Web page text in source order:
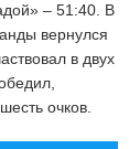
– 51:40. В
вернулся
в двух
очков.